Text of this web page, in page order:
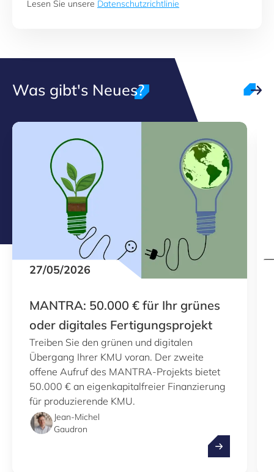
Lesen Sie unsere Datenschutzrichtlinie
Was gibt's Neues?
27/05/2026
MANTRA: 50.000 € für Ihr grünes
oder digitales Fertigungsprojekt
Treiben Sie den grünen und digitalen
Übergang Ihrer KMU voran. Der zweite
offene Aufruf des MANTRA-Projekts bietet
50.000 € an eigenkapitalfreier Finanzierung
für produzierende KMU.
Jean-Michel
Gaudron
MANTRA: